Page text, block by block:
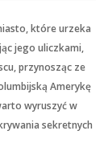
które urzeka
jego uliczkami,
przynosząc ze
Amerykę
wyruszyć w
sekretnych